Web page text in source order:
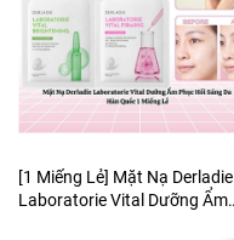
[1 Miếng Lẻ] Mặt Nạ Derladie
Laboratorie Vital Dưỡng Ẩm